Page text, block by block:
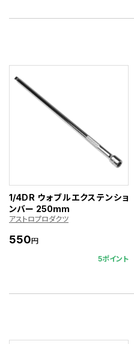
1/4DR ウォブルエクステンショ
ンバー 250mm
アストロプロダクツ
550円
5ポイント